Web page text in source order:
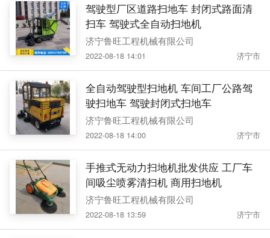
驾驶型厂区道路扫地车 封闭式路面清
扫车 驾驶式全自动扫地机
济宁鲁旺工程机械有限公司
2022-08-18 14:01 济宁市
全自动驾驶型扫地机 车间工厂公路驾
驶扫地车 驾驶封闭式扫地车
济宁鲁旺工程机械有限公司
2022-08-18 14:00 济宁市
手推式无动力扫地机批发供应 工厂车
间吸尘喷雾清扫机 商用扫地机
济宁鲁旺工程机械有限公司
2022-08-18 13:59 济宁市